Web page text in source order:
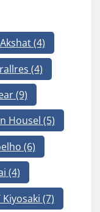
(4)
(4)
(9)
Housel (5)
(6)
(4)
(7)